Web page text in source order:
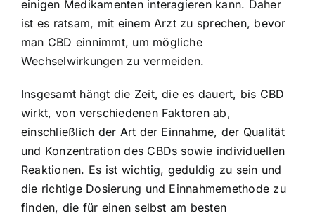
einigen Medikamenten interagieren kann. Daher
ist es ratsam, mit einem Arzt zu sprechen, bevor
man CBD einnimmt, um mögliche
Wechselwirkungen zu vermeiden.
Insgesamt hängt die Zeit, die es dauert, bis CBD
wirkt, von verschiedenen Faktoren ab,
einschließlich der Art der Einnahme, der Qualität
und Konzentration des CBDs sowie individuellen
Reaktionen. Es ist wichtig, geduldig zu sein und
die richtige Dosierung und Einnahmemethode zu
finden, die für einen selbst am besten